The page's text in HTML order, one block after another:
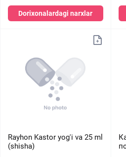
Dorixonalardagi narxlar
Rayhon Kastor yog'i va 25 ml
(shisha)